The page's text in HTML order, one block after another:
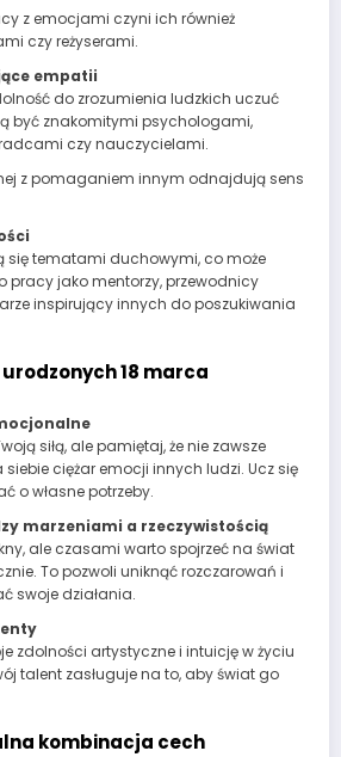
z emocjami czyni ich również
czy reżyserami.
empatii
do zrozumienia ludzkich uczuć
być znakomitymi psychologami,
czy nauczycielami.
z pomaganiem innym odnajdują sens
się tematami duchowymi, co może
pracy jako mentorzy, przewodnicy
inspirujący innych do poszukiwania
18 marca
siłą, ale pamiętaj, że nie zawsze
siebie ciężar emocji innych ludzi. Ucz się
o własne potrzeby.
marzeniami a rzeczywistością
ale czasami warto spojrzeć na świat
To pozwoli uniknąć rozczarowań i
swoje działania.
zdolności artystyczne i intuicję w życiu
talent zasługuje na to, aby świat go
kombinacja cech